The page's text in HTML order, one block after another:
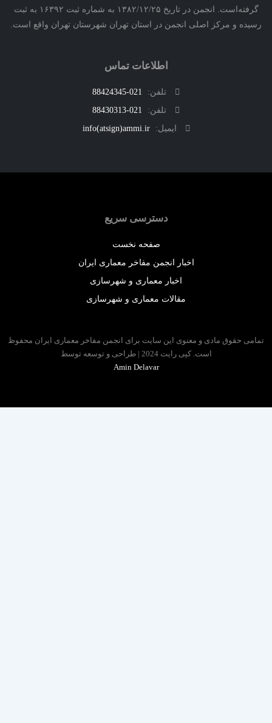
گرفته‌است. انجمن در تاریخ ۱۳۸۲/۱۲/۲۵ به شماره ثبت ۱۶۳۹۲ به ثبت
و مرکز اصلی انجمن در استان تهران شهرستان تهران واقع است.
اطلاعات تماس
تلفن:
021-88424345
تلفن:
021-88430313
ایمیل:
info(atsign)ammi.ir
دسترسی سریع
صفحه نخست
اخبار انجمن مفاخر معماری ایران
اخبار معماری و شهرسازی
مقالات معماری و شهرسازی
حقوق مادی و معنوی این سایت برای انجمن مفاخر معماری ایران محفوظ
است. کپی رایت 2024 | طراحی و توسعه توسط
Amin Delavar